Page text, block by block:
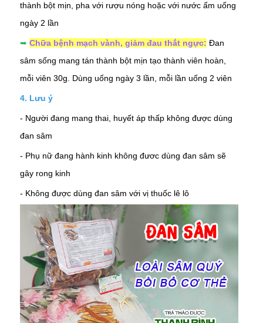
thành bột mịn, pha với rượu nóng hoặc với nước ấm uống
ngày 2 lần
➥ Chữa bệnh mạch vành, giảm đau thắt ngực: Đan
sâm sống mang tán thành bột mịn tạo thành viên hoàn,
mỗi viên 30g. Dùng uống ngày 3 lần, mỗi lần uống 2 viên
4. Lưu ý
- Người đang mang thai, huyết áp thấp không được dùng
đan sâm
- Phụ nữ đang hành kinh không đươc dùng đan sâm sẽ
gây rong kinh
- Không được dùng đan sâm với vị thuốc lê lô